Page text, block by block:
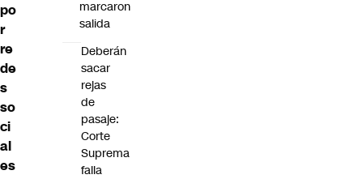
po
r
re
de
s
so
ci
al
es
marcaron
salida
Deberán
sacar
rejas
de
pasaje:
Corte
Suprema
falla